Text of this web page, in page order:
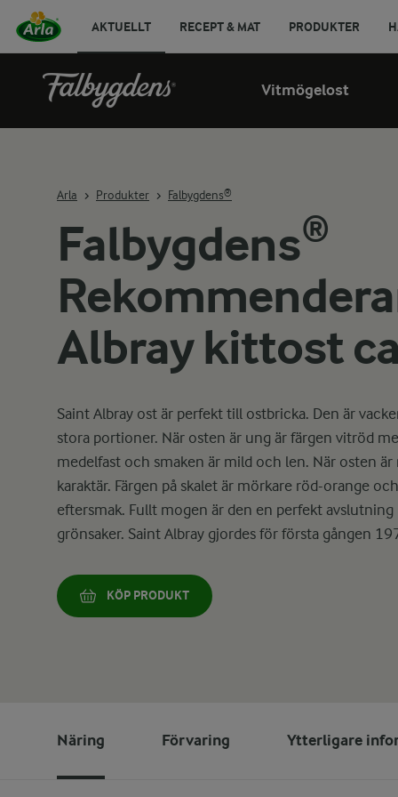
AKTUELLT RECEPT & MAT PRODUKTER
Vitmögelost
Arla Produkter Falbygdens®
Falbygdens®
Albray kittost
KÖP PRODUKT
Saint Albray ost är perfekt till ostbricka. Den är
stora portioner. När osten är ung är färgen vitröd
medelfast och smaken är mild och len. När osten
karaktär. Färgen på skalet är mörkare röd-orange
eftersmak. Fullt mogen är den en perfekt
grönsaker. Saint Albray gjordes för första gången
Näring Förvaring Ytterligare